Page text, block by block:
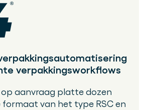
verpakkingsworkflows
aanvraag platte dozen
van het type RSC en